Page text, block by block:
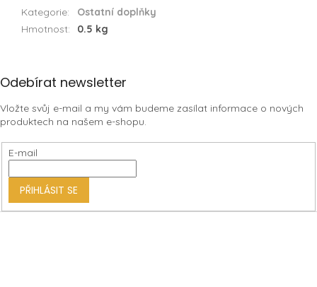
Kategorie:
Ostatní doplňky
Hmotnost: 0.5 kg
Z
p
a
t
Odebírat newsletter
Vložte svůj e-mail a my vám budeme zasílat informace o nových
produktech na našem e-shopu.
E-mail
PŘIHLÁSIT SE